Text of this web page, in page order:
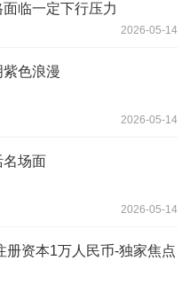
临一定下行压力
2026-05-14
色浪漫
2026-05-14
名场面
2026-05-14
册资本1万人民币-独家焦点